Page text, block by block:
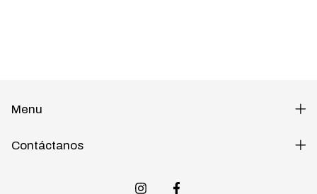
Menu
Contáctanos